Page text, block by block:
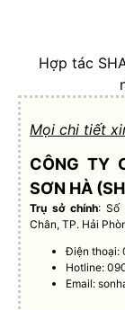
Hợp tác
Mọi chi tiết
CÔNG TY
SƠN HÀ
Trụ sở chính: Số
Chân, TP. Hải
Điện thoại:
Hotline:
Email: